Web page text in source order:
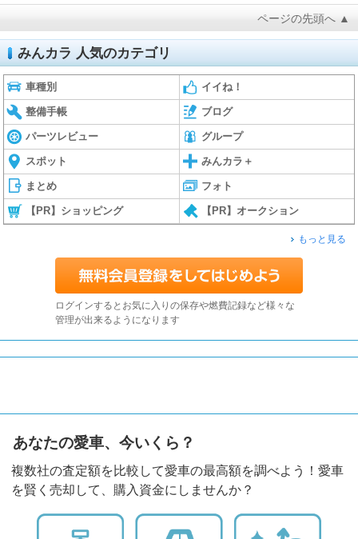
ページの先頭へ ▲
みんカラ 人気のカテゴリ
車種別 イイね！
整備手帳 ブログ
パーツレビュー グループ
スポット みんカラ＋
まとめ フォト
【PR】ショッピング 【PR】オークション
もっと見る
ログインするとお気に入りの保存や燃費記録など様々な
管理が出来るようになります
あなたの愛車、今いくら？
複数社の査定額を比較して愛車の最高額を調べよう！愛車
を賢く売却して、購入資金にしませんか？